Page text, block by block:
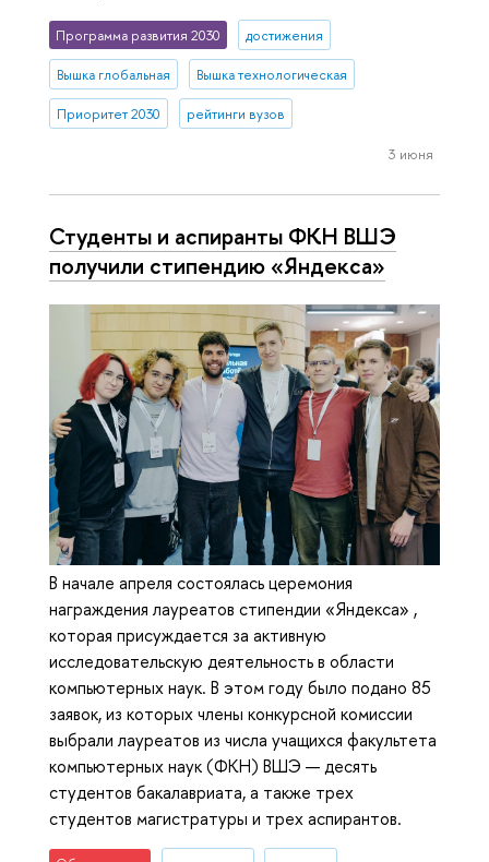
Программа развития 2030 достижения
Вышка глобальная Вышка технологическая
Приоритет 2030 рейтинги вузов
3 июня
Студенты и аспиранты ФКН ВШЭ
получили стипендию «Яндекса»
В начале апреля состоялась церемония
награждения лауреатов стипендии «Яндекса» ,
которая присуждается за активную
исследовательскую деятельность в области
компьютерных наук. В этом году было подано 85
заявок, из которых члены конкурсной комиссии
выбрали лауреатов из числа учащихся факультета
компьютерных наук (ФКН) ВШЭ — десять
студентов бакалавриата, а также трех
студентов магистратуры и трех аспирантов.